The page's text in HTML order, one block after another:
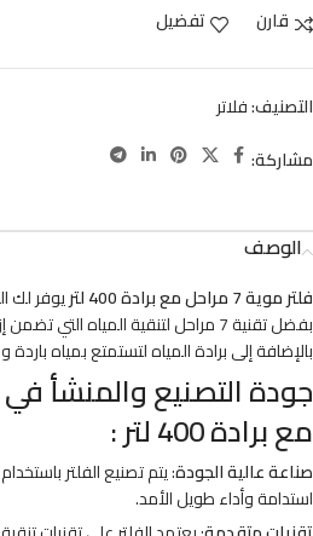
قارن
تفضيل
التصنيف:فلاتر
مشاركة:
الوصف
فلتر موية 7 مراحل مع برادة 400 لتر
يوفر لك
بفضل تقنية 7 مراحل لتنقية المياه
بالإضافة إلى برادة المياه لتستمتع بمياه
مع برادة 400 لتر :
صناعة عالية الجودة: يتم تصنيع الفلتر
استدامة وأداء طويل الأمد.